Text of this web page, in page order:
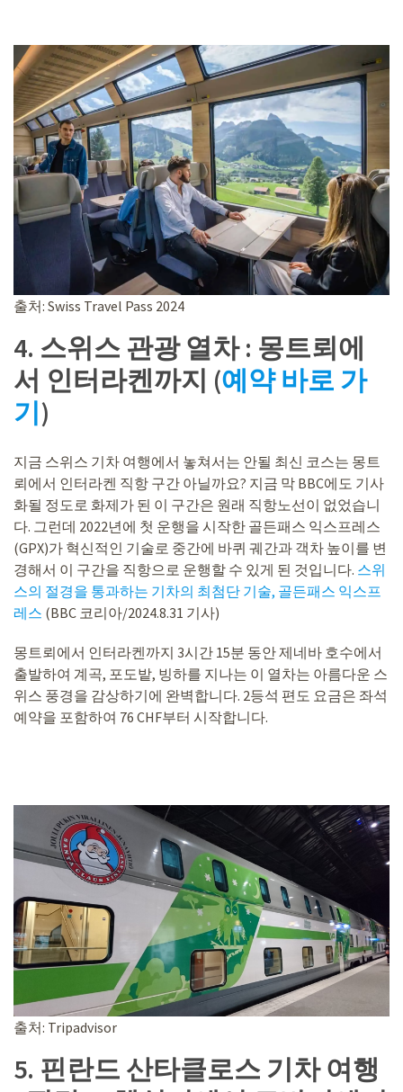
출처: Swiss Travel Pass 2024
4. 스위스 관광 열차 : 몽트뢰에
서 인터라켄까지 (예약 바로 가
기)
지금 스위스 기차 여행에서 놓쳐서는 안될 최신 코스는 몽트
뢰에서 인터라켄 직항 구간 아닐까요? 지금 막 BBC에도 기사
화될 정도로 화제가 된 이 구간은 원래 직항노선이 없었습니
다. 그런데 2022년에 첫 운행을 시작한 골든패스 익스프레스
(GPX)가 혁신적인 기술로 중간에 바퀴 궤간과 객차 높이를 변
경해서 이 구간을 직항으로 운행할 수 있게 된 것입니다. 스위
스의 절경을 통과하는 기차의 최첨단 기술, 골든패스 익스프
레스 (BBC 코리아/2024.8.31 기사)
몽트뢰에서 인터라켄까지 3시간 15분 동안 제네바 호수에서
출발하여 계곡, 포도밭, 빙하를 지나는 이 열차는 아름다운 스
위스 풍경을 감상하기에 완벽합니다. 2등석 편도 요금은 좌석
예약을 포함하여 76 CHF부터 시작합니다.
출처: Tripadvisor
5. 핀란드 산타클로스 기차 여행